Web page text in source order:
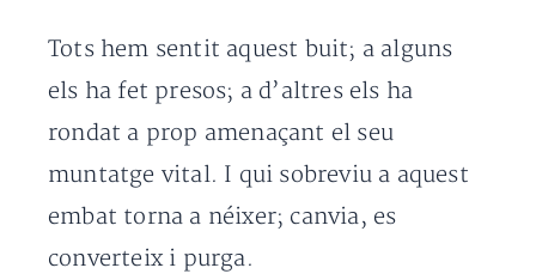
Tots hem sentit aquest buit; a alguns
els ha fet presos; a d’altres els ha
rondat a prop amenaçant el seu
muntatge vital. I qui sobreviu a aquest
embat torna a néixer; canvia, es
converteix i purga.